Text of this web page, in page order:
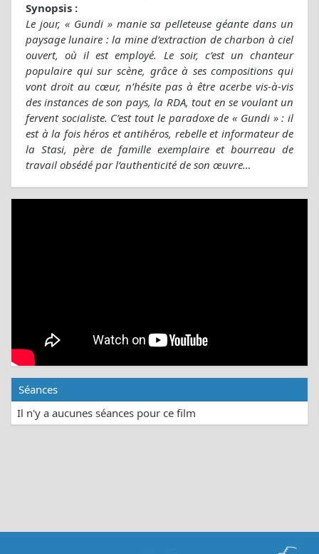
Synopsis :
Le jour, « Gundi » manie sa pelleteuse géante dans un
paysage lunaire : la mine d’extraction de charbon à ciel
ouvert, où il est employé. Le soir, c’est un chanteur
populaire qui sur scène, grâce à ses compositions qui
vont droit au cœur, n’hésite pas à être acerbe vis-à-vis
des instances de son pays, la RDA, tout en se voulant un
fervent socialiste. C’est tout le paradoxe de « Gundi » : il
est à la fois héros et antihéros, rebelle et informateur de
la Stasi, père de famille exemplaire et bourreau de
travail obsédé par l’authenticité de son œuvre…
Séances
Il n'y a aucunes séances pour ce film